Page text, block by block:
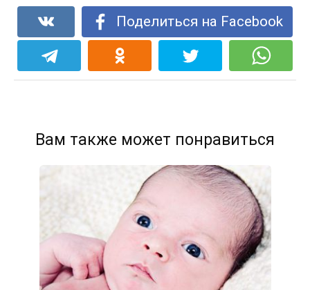
Поделиться на Facebook
Вам также может понравиться